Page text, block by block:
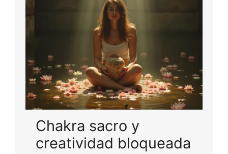
Chakra sacro y
creatividad bloqueada